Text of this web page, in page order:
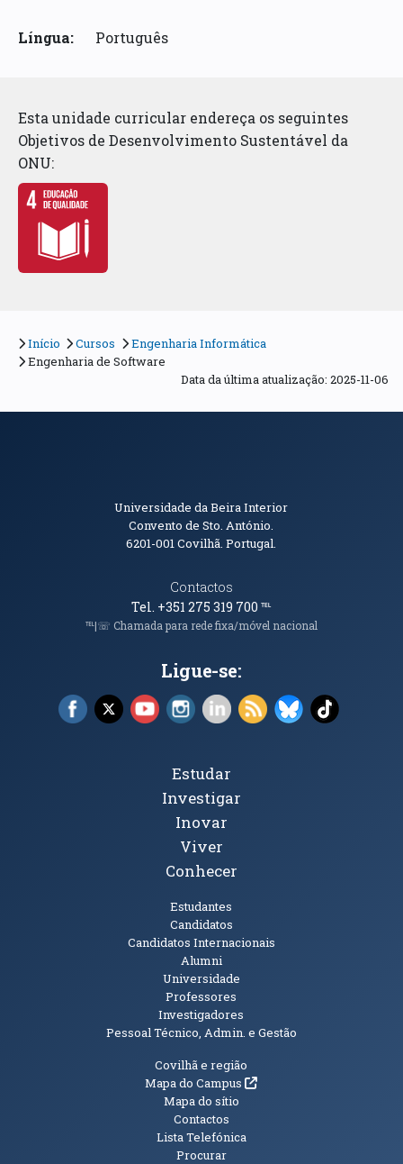
Língua: Português
Esta unidade curricular endereça os seguintes
Objetivos de Desenvolvimento Sustentável da
ONU:
Início Cursos
Engenharia Informática
Engenharia de Software
Data da última atualização: 2025-11-06
Informações de Contacto
Universidade da Beira Interior
Convento de Sto. António.
6201-001Covilhã. Portugal.
Contactos
Tel. +351 275 319 700℡
℡|☏ Chamada para rede fixa/móvel nacional
Ligue-se:
Facebook (abre em nova janela)
X (abre em nova janela)
YouTube (abre em nova janela)
Instagram (abre em nova janela)
LinkedIn (abre em nova
RSS (abre em nova
Bluesky (abre
TikTok
Tópicos Principais
Estudar
Investigar
Inovar
Viver
Conhecer
Estudantes
Candidatos
Candidatos Internacionais
Alumni
Universidade
Professores
Investigadores
Pessoal Técnico, Admin. e Gestão
Informações Adicionais
Covilhã e região
Mapa do Campus(abre em nova janela)
Mapa do sítio
Contactos
Lista Telefónica
Procurar